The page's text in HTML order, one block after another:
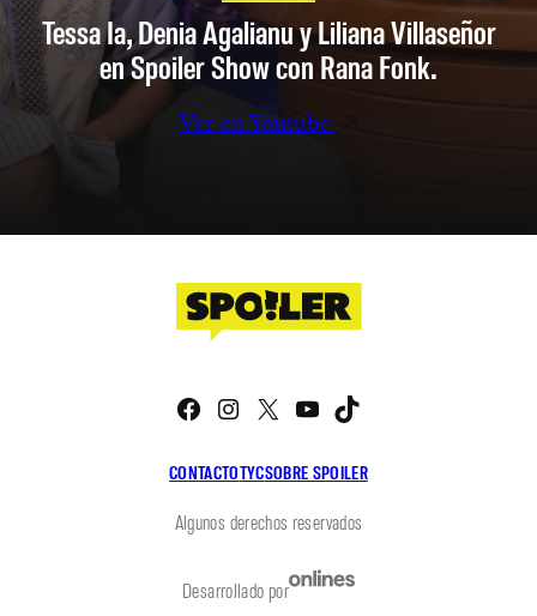
Tessa Ia, Denia Agalianu y Liliana Villaseñor
en Spoiler Show con Rana Fonk.
Ver en Youtube
CONTACTOTYCSOBRE SPOILER
Facebook
Instagram
X YouTube
Algunos derechos reservados
Desarrollado por